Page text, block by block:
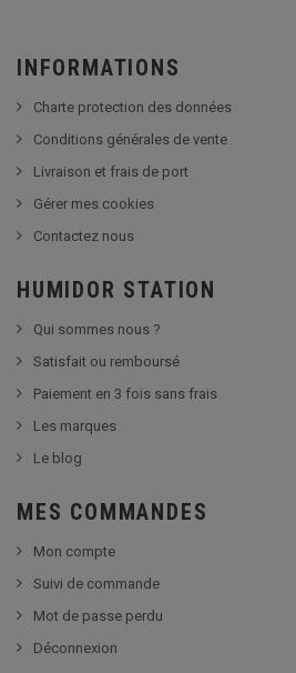
INFORMATIONS
Charte protection des données
Conditions générales de vente
Livraison et frais de port
Gérer mes cookies
Contactez nous
HUMIDOR STATION
Qui sommes nous ?
Satisfait ou remboursé
Paiement en 3 fois sans frais
Les marques
Le blog
MES COMMANDES
Mon compte
Suivi de commande
Mot de passe perdu
Déconnexion